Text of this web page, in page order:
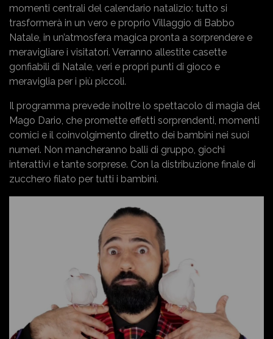
momenti centrali del calendario natalizio: tutto si
trasformerà in un vero e proprio Villaggio di Babbo
Natale, in un’atmosfera magica pronta a sorprendere e
meravigliare i visitatori. Verranno allestite casette
gonfiabili di Natale, veri e propri punti di gioco e
meraviglia per i più piccoli.
Il programma prevede inoltre lo spettacolo di magia del
Mago Dario, che promette effetti sorprendenti, momenti
comici e il coinvolgimento diretto dei bambini nei suoi
numeri. Non mancheranno balli di gruppo, giochi
interattivi e tante sorprese. Con la distribuzione finale di
zucchero filato per tutti i bambini.